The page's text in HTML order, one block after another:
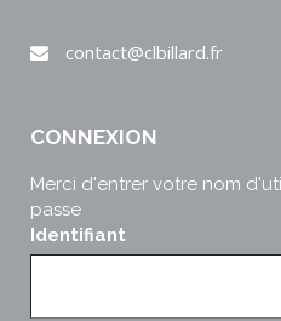
contact@clbillard.fr
CONNEXION
Merci d'entrer votre nom
passe
Identifiant